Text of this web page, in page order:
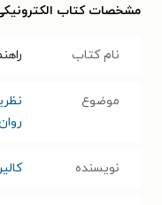
مشخصات کتاب
نام کتاب
موضوع
نویسنده